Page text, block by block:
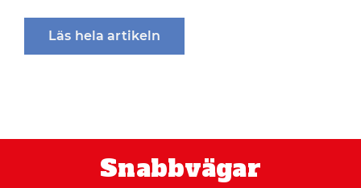
Läs hela artikeln
Snabbvägar